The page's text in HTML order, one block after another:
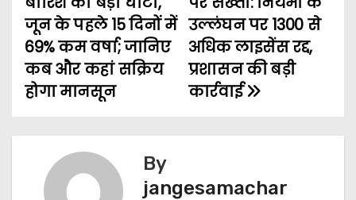
उल्लंघन पर 1300 से
अधिक लाइसेंस रद्द,
प्रशासन की बड़ी
कार्रवाई
जून के पहले 15 दिनों में
69% कम वर्षा; जानिए
कब और कहां सक्रिय
होगा मानसून
By
jangesamachar